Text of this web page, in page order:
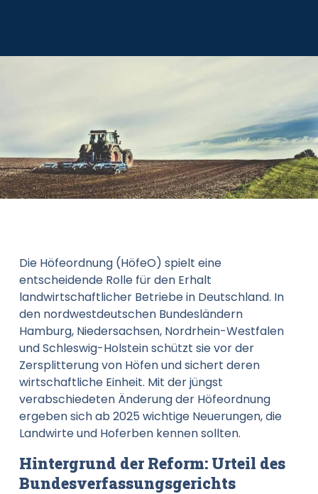
Die Höfeordnung (HöfeO) spielt eine
entscheidende Rolle für den Erhalt
landwirtschaftlicher Betriebe in Deutschland. In
den nordwestdeutschen Bundesländern
Hamburg, Niedersachsen, Nordrhein-Westfalen
und Schleswig-Holstein schützt sie vor der
Zersplitterung von Höfen und sichert deren
wirtschaftliche Einheit. Mit der jüngst
verabschiedeten Änderung der Höfeordnung
ergeben sich ab 2025 wichtige Neuerungen, die
Landwirte und Hoferben kennen sollten.
Hintergrund der Reform: Urteil des
Bundesverfassungsgerichts